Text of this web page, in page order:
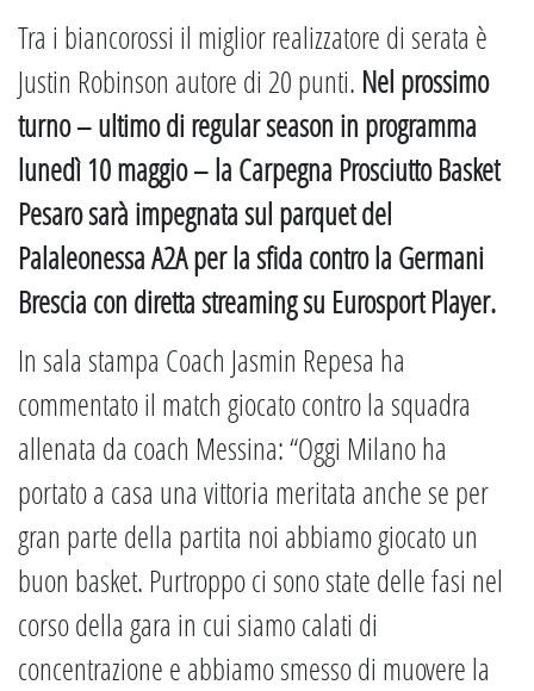
Tra i biancorossi il miglior realizzatore di serata è
Justin Robinson autore di 20 punti. Nel prossimo
turno – ultimo di regular season in programma
lunedì 10 maggio – la Carpegna Prosciutto Basket
Pesaro sarà impegnata sul parquet del
Palaleonessa A2A per la sfida contro la Germani
Brescia con diretta streaming su Eurosport Player.
In sala stampa Coach Jasmin Repesa ha
commentato il match giocato contro la squadra
allenata da coach Messina: “Oggi Milano ha
portato a casa una vittoria meritata anche se per
gran parte della partita noi abbiamo giocato un
buon basket. Purtroppo ci sono state delle fasi nel
corso della gara in cui siamo calati di
concentrazione e abbiamo smesso di muovere la